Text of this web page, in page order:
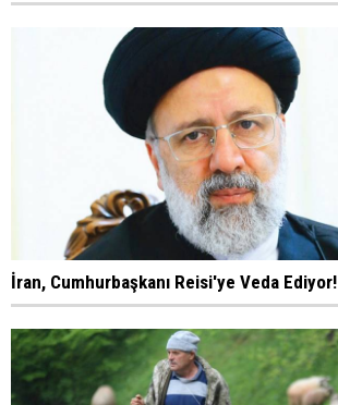
İran, Cumhurbaşkanı Reisi'ye Veda Ediyor!